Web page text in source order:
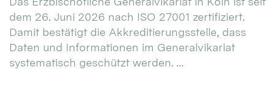
dem 26. Juni 2026 nach ISO 27001 zertifiziert.
Damit bestätigt die Akkreditierungsstelle, dass
Daten und Informationen im Generalvikariat
systematisch geschützt werden. ...